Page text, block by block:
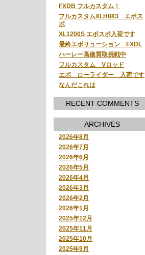
FXDB フルカスタム！
フルカスタムXLH883 エボス
ポ
XL1200S エボスポ入荷です
最終エボリューション FXDL
ハーレー高価買取挑戦中
フルカスタム Vロッド
エボ ローライダー 入荷です
なんだこれは
RECENT COMMENTS
ARCHIVES
2026年8月
2026年7月
2026年6月
2026年5月
2026年4月
2026年3月
2026年2月
2026年1月
2025年12月
2025年11月
2025年10月
2025年9月